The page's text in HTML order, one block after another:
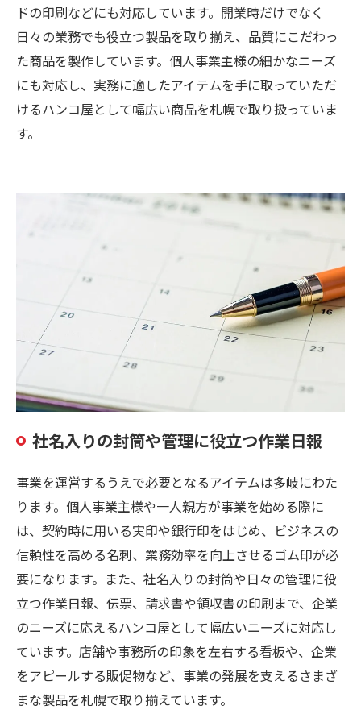
ドの印刷などにも対応しています。開業時だけでなく
日々の業務でも役立つ製品を取り揃え、品質にこだわっ
た商品を製作しています。個人事業主様の細かなニーズ
にも対応し、実務に適したアイテムを手に取っていただ
けるハンコ屋として幅広い商品を札幌で取り扱っていま
す。
社名入りの封筒や管理に役立つ作業日報
事業を運営するうえで必要となるアイテムは多岐にわた
ります。個人事業主様や一人親方が事業を始める際に
は、契約時に用いる実印や銀行印をはじめ、ビジネスの
信頼性を高める名刺、業務効率を向上させるゴム印が必
要になります。また、社名入りの封筒や日々の管理に役
立つ作業日報、伝票、請求書や領収書の印刷まで、企業
のニーズに応えるハンコ屋として幅広いニーズに対応し
ています。店舗や事務所の印象を左右する看板や、企業
をアピールする販促物など、事業の発展を支えるさまざ
まな製品を札幌で取り揃えています。